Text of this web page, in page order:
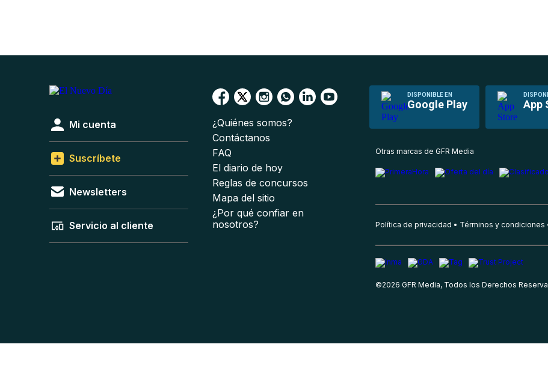
DISPONIBLE EN
Google Play App
Mi cuenta
Suscríbete
Newsletters
Servicio al cliente
¿Quiénes somos?
Contáctanos
FAQ
El diario de hoy
Reglas de concursos
Mapa del sitio
¿Por qué confiar en
nosotros?
Otras marcas de GFR Media
Política de privacidad Términos y condiciones
©2026 GFR Media, Todos los Derechos